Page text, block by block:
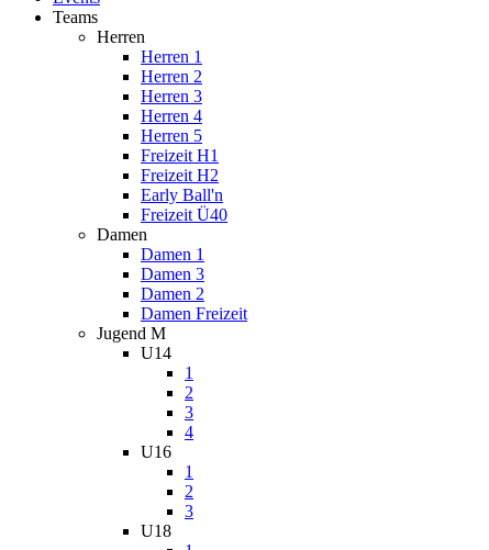
Teams
Herren
Herren 1
Herren 2
Herren 3
Herren 4
Herren 5
Freizeit H1
Freizeit H2
Early Ball'n
Freizeit Ü40
Damen
Damen 1
Damen 3
Damen 2
Damen Freizeit
Jugend M
U14
1
2
3
4
U16
1
2
3
U18